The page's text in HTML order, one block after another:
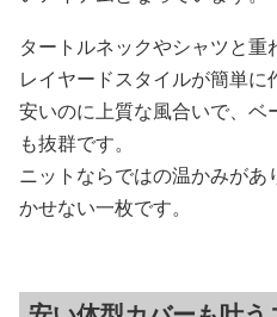
タートルネックやシャツと
レイヤードスタイルが簡単に
安いのに上質な風合いで、ベ
も抜群です。
ニットならではの温かみが
かせない一枚です。